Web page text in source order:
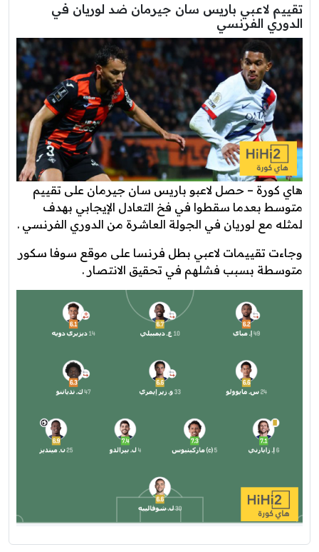
تقييم لاعبي باريس سان جيرمان ضد لوريان في
الدوري الفرنسي
هاي كورة – حصل لاعبو باريس سان جيرمان على تقييم
متوسط بعدما سقطوا في فخ التعادل الإيجابي بهدف
لمثله مع لوريان في الجولة العاشرة من الدوري الفرنسي .
وجاءت تقييمات لاعبي بطل فرنسا على موقع سوفا سكور
متوسطة بسبب فشلهم في تحقيق الانتصار .